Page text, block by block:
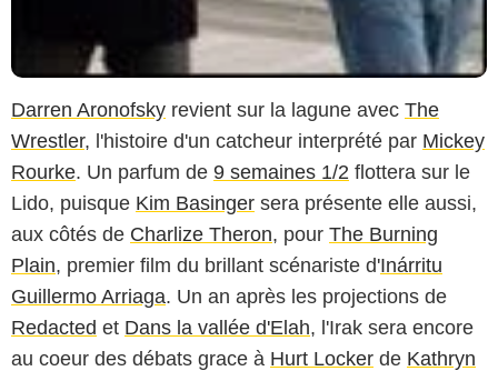
Darren Aronofsky revient sur la lagune avec The
Wrestler, l'histoire d'un catcheur interprété par Mickey
Rourke. Un parfum de 9 semaines 1/2 flottera sur le
Lido, puisque Kim Basinger sera présente elle aussi,
aux côtés de Charlize Theron, pour The Burning
Plain, premier film du brillant scénariste d'Inárritu
Guillermo Arriaga. Un an après les projections de
Redacted et Dans la vallée d'Elah, l'Irak sera encore
au coeur des débats grace à Hurt Locker de Kathryn